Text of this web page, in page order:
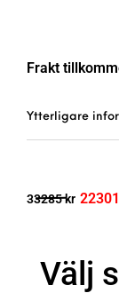
Frakt
Ytterligare
33285kr 22301
Välj